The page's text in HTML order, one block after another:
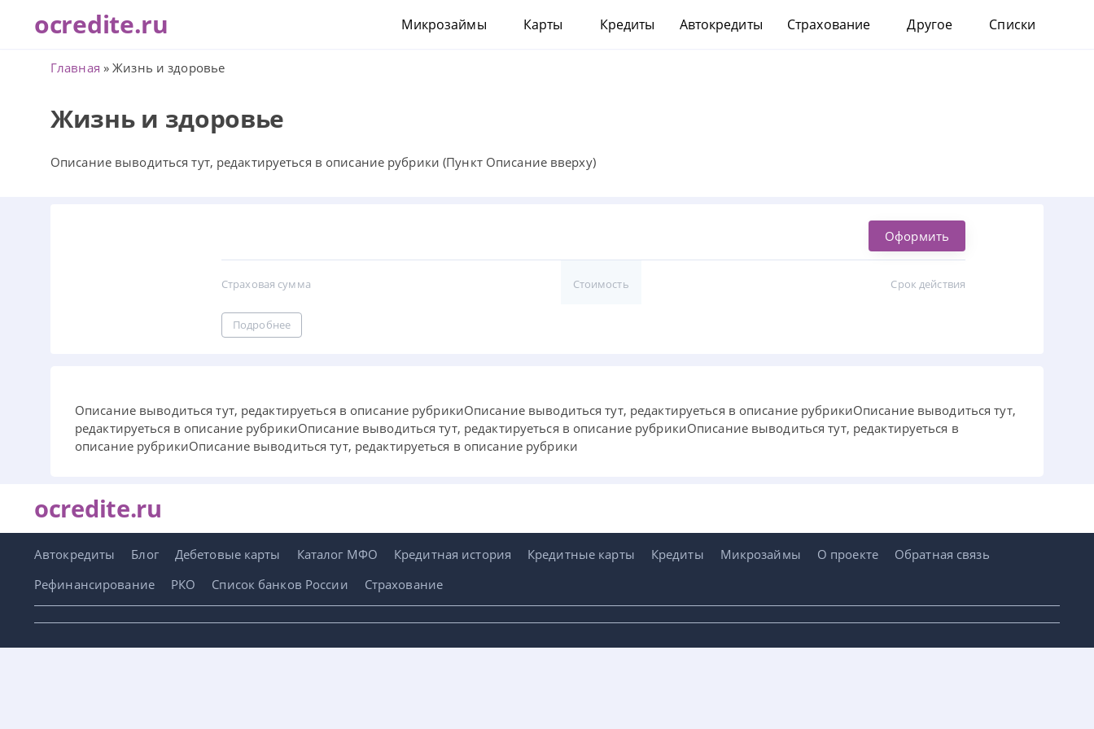
ocredite.ru
Микрозаймы
Карты
Кредиты Автокредиты
Страхование
Другое
Списки
Главная »Жизнь и здоровье
Жизнь и здоровье
Описание выводиться тут, редактируеться в описание рубрики (Пункт Описание вверху)
Оформить
Страховая сумма Стоимость Срок действия
Подробнее
Описание выводиться тут, редактируеться в описание рубрикиОписание выводиться тут, редактируеться в описание рубрикиОписание выводиться тут,
редактируеться в описание рубрикиОписание выводиться тут, редактируеться в описание рубрикиОписание выводиться тут, редактируеться в
описание рубрикиОписание выводиться тут, редактируеться в описание рубрики
ocredite.ru
Автокредиты Блог Дебетовые карты Каталог МФО Кредитная история Кредитные карты Кредиты Микрозаймы О проекте
Обратная связь
Рефинансирование
РКО Список банков России Страхование